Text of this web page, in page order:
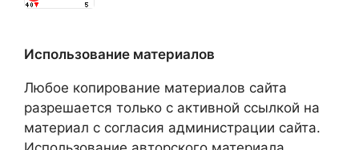
Использование материалов
Любое копирование материалов сайта
разрешается только с активной ссылкой на
материал с согласия администрации сайта.